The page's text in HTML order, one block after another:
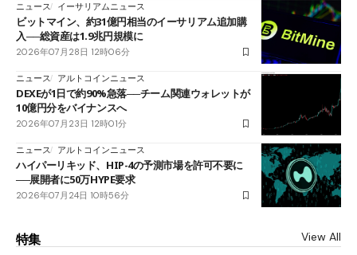
ニュース
イーサリアムニュース
ビットマイン、約31億円相当のイーサリアム追加購
入──総資産は1.9兆円規模に
2026年07月28日 12時06分
ニュース アルトコインニュース
DEXEが1日で約90%急落──チーム関連ウォレットが
10億円分をバイナンスへ
2026年07月23日 12時01分
ニュース アルトコインニュース
ハイパーリキッド、HIP-4の予測市場を許可不要に
──展開者に50万HYPE要求
2026年07月24日 10時56分
特集 View All